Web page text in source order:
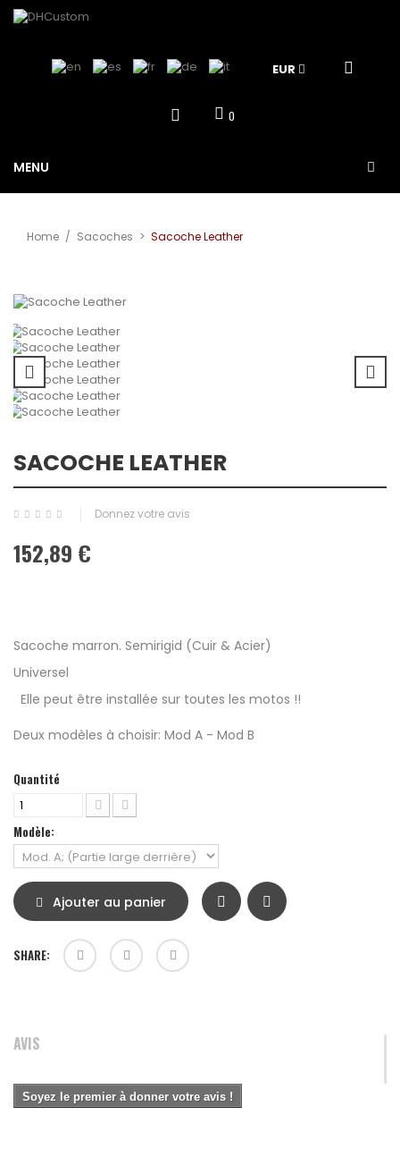
EUR
0
MENU
Home / Sacoches > Sacoche Leather
SACOCHE LEATHER
Donnez votre avis
152,89 €
Sacoche marron. Semirigid (Cuir & Acier)
Universel
Elle peut être installée sur toutes les motos !!
Deux modèles à choisir: Mod A - Mod B
Quantité
Modèle:
Ajouter au panier
SHARE:
AVIS
Soyez le premier à donner votre avis !